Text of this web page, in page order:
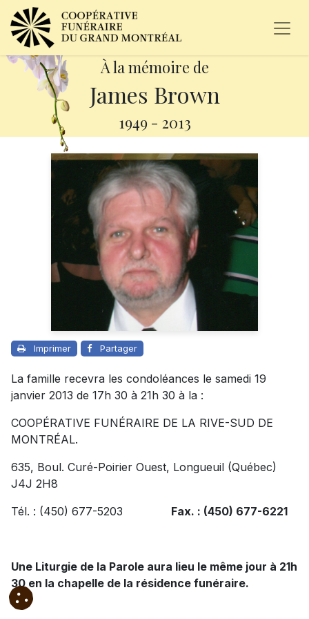
À la mémoire de
James Brown
1949 - 2013
Imprimer Partager
La famille recevra les condoléances le samedi 19
janvier 2013 de 17h 30 à 21h 30 à la :
COOPÉRATIVE FUNÉRAIRE DE LA RIVE-SUD DE
MONTRÉAL.
635, Boul. Curé-Poirier Ouest, Longueuil (Québec)
J4J 2H8
Tél. : (450) 677-5203 Fax. : (450) 677-6221
Une Liturgie de la Parole aura lieu le même jour à 21h
30 en la chapelle de la résidence funéraire.